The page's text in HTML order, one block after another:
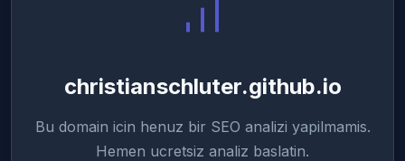
christianschluter.github.io
Bu domain icin henuz bir SEO analizi yapilmamis.
Hemen ucretsiz analiz baslatin.